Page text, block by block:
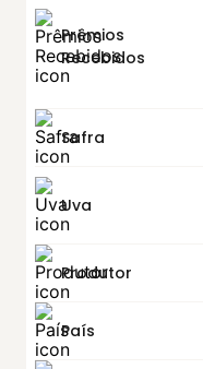
Prêmios
Recebidos
Safra
Uva
Produtor
País